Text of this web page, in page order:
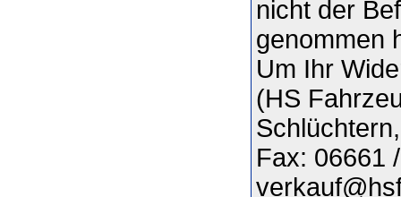
nicht der
genommen
Um Ihr
(HS
Fax: 06661